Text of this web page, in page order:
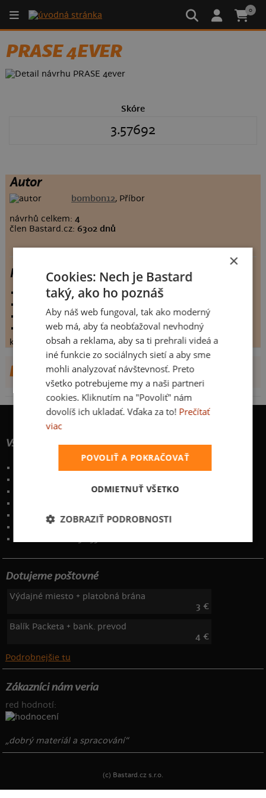
0
PRASE 4EVER
Skóre
3.57692
Autor
bombon12, Příbor
návrhů celkem:4
člen Bastard.cz:6302 dnů
PRASE 4ever
vystaveno:7.5.2009
komentářů:3.57692
koupilo by:4 lidí
konečné hodnocení:3.57692
DALŠÍ NÁVRHY OD BOMBON12
Všetko o nákupe
Osobné údaje
:
Dotujeme poštovné
Výdajné miesto + platobná brána
3 €
Balík Packeta + bank. prevod
4 €
Podrobnejšie tu
Zákazníci nám veria
red hodnotí:
„dobrý materiál a spracování“
(c) Bastard.cz s.r.o.
×
Cookies: Nech je Bastard
taký, ako ho poznáš
Aby náš web fungoval, tak ako moderný
web má, aby ťa neobťažoval nevhodný
obsah a reklama, aby sa ti prehrali videá a
iné funkcie zo sociálnych sietí a aby sme
mohli analyzovať návštevnosť. Preto
všetko potrebujeme my a naši partneri
cookies. Kliknutím na "Povoliť" nám
dovolíš ich ukladať. Vďaka za to! Prečítať
viac
POVOLIŤ A POKRAČOVAŤ
ODMIETNUŤ VŠETKO
ZOBRAZIŤ PODROBNOSTI